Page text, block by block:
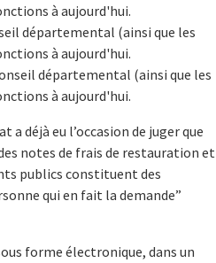
à aujourd'hui.
départemental (ainsi que les
à aujourd'hui.
départemental (ainsi que les
à aujourd'hui.
déjà eu l’occasion de juger que
notes de frais de restauration et
publics constituent des
qui en fait la demande”
forme électronique, dans un